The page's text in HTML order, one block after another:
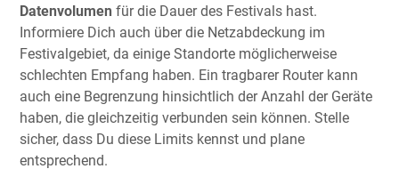
Datenvolumen für die Dauer des Festivals hast.
Informiere Dich auch über die Netzabdeckung im
Festivalgebiet, da einige Standorte möglicherweise
schlechten Empfang haben. Ein tragbarer Router kann
auch eine Begrenzung hinsichtlich der Anzahl der Geräte
haben, die gleichzeitig verbunden sein können. Stelle
sicher, dass Du diese Limits kennst und plane
entsprechend.